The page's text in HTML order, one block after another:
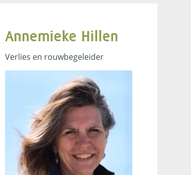
Annemieke Hillen
Verlies en rouwbegeleider